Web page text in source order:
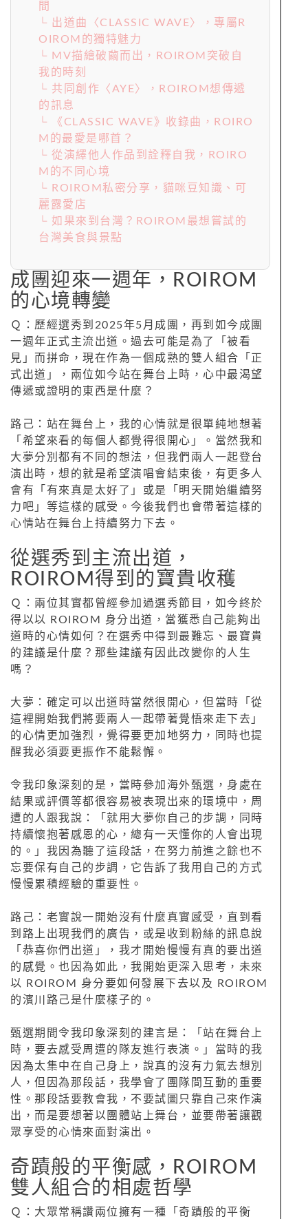
間
└ 出道曲〈CLASSIC WAVE〉，專屬R
OIROM的獨特魅力
└ MV描繪破繭而出，ROIROM突破自
我的時刻
└ 共同創作〈AYE〉，ROIROM想傳遞
的訊息
└ 《CLASSIC WAVE》收錄曲，ROIRO
M的最愛是哪首？
└ 從演繹他人作品到詮釋自我，ROIRO
M的不同心境
└ ROIROM私密分享，貓咪豆知識、可
麗露愛店
└ 如果來到台灣？ROIROM最想嘗試的
台灣美食與景點
成團迎來一週年，ROIROM
的心境轉變
Ｑ：歷經選秀到2025年5月成團，再到如今成團
一週年正式主流出道。過去可能是為了「被看
見」而拼命，現在作為一個成熟的雙人組合「正
式出道」，兩位如今站在舞台上時，心中最渴望
傳遞或證明的東西是什麼？
路己：站在舞台上，我的心情就是很單純地想著
「希望來看的每個人都覺得很開心」。當然我和
大夢分別都有不同的想法，但我們兩人一起登台
演出時，想的就是希望演唱會結束後，有更多人
會有「有來真是太好了」或是「明天開始繼續努
力吧」等這樣的感受。今後我們也會帶著這樣的
心情站在舞台上持續努力下去。
從選秀到主流出道，
ROIROM得到的寶貴收穫
Ｑ：兩位其實都曾經參加過選秀節目，如今終於
得以以 ROIROM 身分出道，當獲悉自己能夠出
道時的心情如何？在選秀中得到最難忘、最寶貴
的建議是什麼？那些建議有因此改變你的人生
嗎？
大夢：確定可以出道時當然很開心，但當時「從
這裡開始我們將要兩人一起帶著覺悟來走下去」
的心情更加強烈，覺得要更加地努力，同時也提
醒我必須要更振作不能鬆懈。
令我印象深刻的是，當時參加海外甄選，身處在
結果或評價等都很容易被表現出來的環境中，周
遭的人跟我說：「就用大夢你自己的步調，同時
持續懷抱著感恩的心，總有一天懂你的人會出現
的。」我因為聽了這段話，在努力前進之餘也不
忘要保有自己的步調，它告訴了我用自己的方式
慢慢累積經驗的重要性。
路己：老實說一開始沒有什麼真實感受，直到看
到路上出現我們的廣告，或是收到粉絲的訊息說
「恭喜你們出道」，我才開始慢慢有真的要出道
的感覺。也因為如此，我開始更深入思考，未來
以 ROIROM 身分要如何發展下去以及 ROIROM
的濱川路己是什麼樣子的。
甄選期間令我印象深刻的建言是：「站在舞台上
時，要去感受周遭的隊友進行表演。」當時的我
因為太集中在自己身上，說真的沒有力氣去想別
人，但因為那段話，我學會了團隊間互動的重要
性。那段話要教會我，不要試圖只靠自己來作演
出，而是要想著以團體站上舞台，並要帶著讓觀
眾享受的心情來面對演出。
奇蹟般的平衡感，ROIROM
雙人組合的相處哲學
Ｑ：大眾常稱讚兩位擁有一種「奇蹟般的平衡